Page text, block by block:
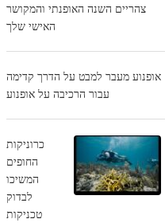
צהריים השנה האופנתי והמקושר
האישי שלך
אופנוע מעבר למבט על הדרך קדימה
עבור הרכיבה על אופנוע
כרוניקות
החופים
המשיכו
לבדוק
טכניקות